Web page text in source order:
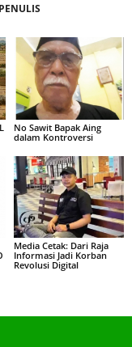
No Sawit Bapak Aing
dalam Kontroversi
Media Cetak: Dari Raja
Informasi Jadi Korban
Revolusi Digital